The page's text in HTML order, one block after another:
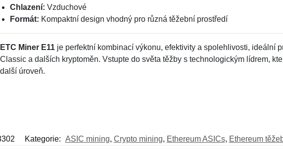
Chlazení: Vzduchové
Formát: Kompaktní design vhodný pro různá těžební prostředí
ETC Miner E11je perfektní kombinací výkonu, efektivity a spolehlivosti, ideální
Classic a dalších kryptoměn. Vstupte do světa těžby s technologickým lídrem,
další úroveň.
Kategorie: ASIC mining, Crypto mining, Ethereum ASICs, Ethereum